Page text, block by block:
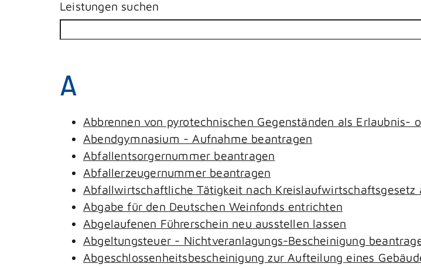
Leistungen suchen
A
Abbrennen von pyrotechnischen Gegenständen als Erlaubnis-
Abendgymnasium - Aufnahme beantragen
Abfallentsorgernummer beantragen
Abfallerzeugernummer beantragen
Abfallwirtschaftliche Tätigkeit nach Kreislaufwirtschaftsgesetz
Abgabe für den Deutschen Weinfonds entrichten
Abgelaufenen Führerschein neu ausstellen lassen
Abgeltungsteuer - Nichtveranlagungs-Bescheinigung
Abgeschlossenheitsbescheinigung zur Aufteilung eines